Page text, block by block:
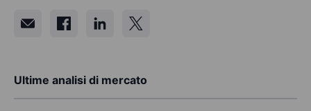
Ultime analisi di mercato